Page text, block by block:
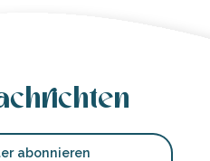
abonnieren